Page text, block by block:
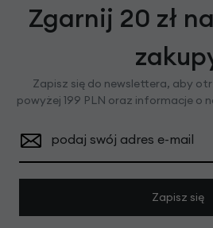
Zgarnij 20 zł
Zapisz się do newslettera, aby
powyżej 199 PLN oraz informacje o
podaj swój adres e-mail
Zapisz się